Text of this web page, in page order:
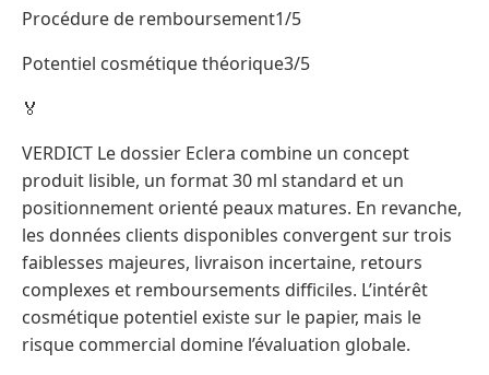
Procédure de remboursement1/5
Potentiel cosmétique théorique3/5
🏅
VERDICT Le dossier Eclera combine un concept
produit lisible, un format 30 ml standard et un
positionnement orienté peaux matures. En revanche,
les données clients disponibles convergent sur trois
faiblesses majeures, livraison incertaine, retours
complexes et remboursements difficiles. L’intérêt
cosmétique potentiel existe sur le papier, mais le
risque commercial domine l’évaluation globale.